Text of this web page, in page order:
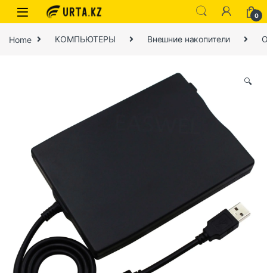
0
Home КОМПЬЮТЕРЫ Внешние накопители
🔍